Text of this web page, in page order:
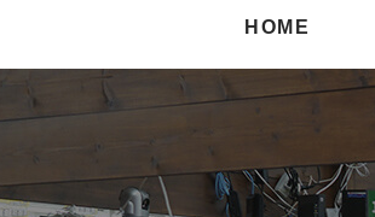
HOME